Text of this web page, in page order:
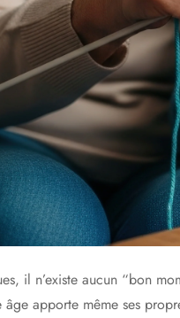
il n’existe aucun “bon
apporte même ses